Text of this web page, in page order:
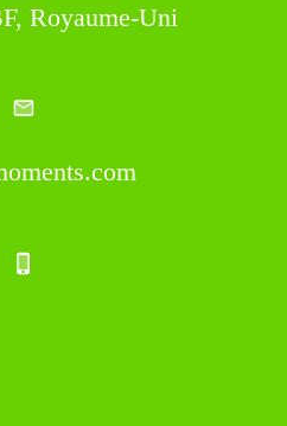
Royaume-Uni